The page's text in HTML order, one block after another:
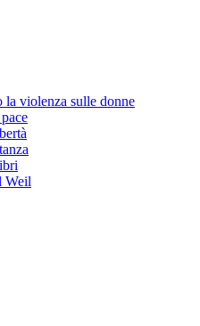
la violenza sulle donne
Weil